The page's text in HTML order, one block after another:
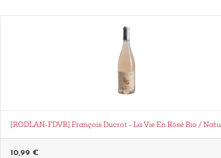
[RODLAN-FDVR] François Ducrot - La Vie En Rosé Bio /
10,99 €